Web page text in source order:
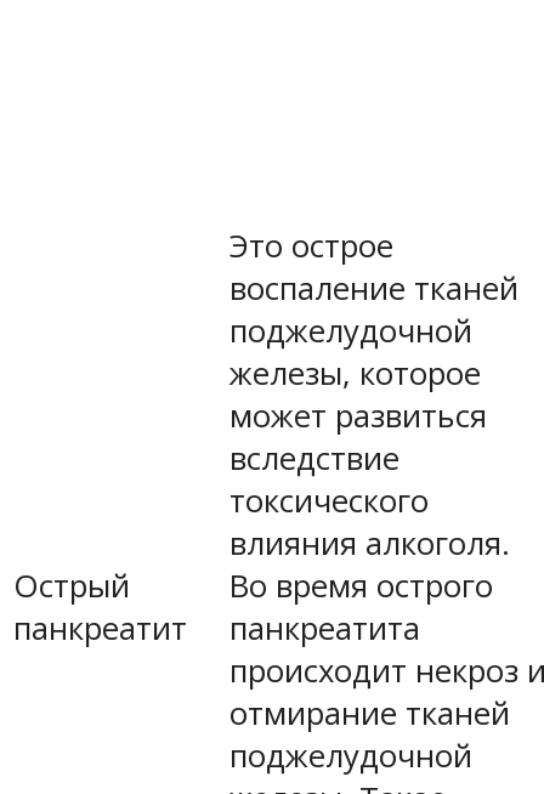
Острый
панкреатит
Это острое
воспаление тканей
поджелудочной
железы, которое
может развиться
вследствие
токсического
влияния алкоголя.
Во время острого
панкреатита
происходит некроз
отмирание тканей
поджелудочной